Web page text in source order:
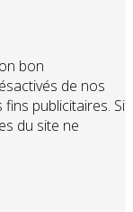
bon
de nos
publicitaires. Si
du site ne